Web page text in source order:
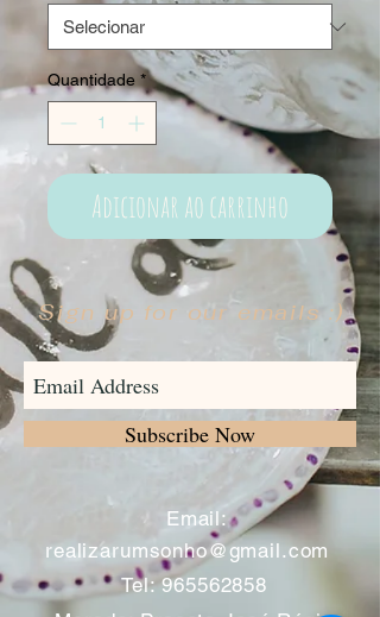
Quantidade *
Adicionar ao carrinho
Sign up for our emails :)
Subscribe Now
Email:
realizarumsonho@gmail.com
Tel:965562858